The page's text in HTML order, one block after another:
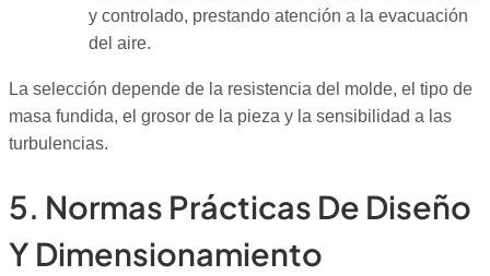
y controlado, prestando atención a la evacuación
del aire.
La selección depende de la resistencia del molde, el tipo de
masa fundida, el grosor de la pieza y la sensibilidad a las
turbulencias.
5. Normas Prácticas De Diseño
Y Dimensionamiento